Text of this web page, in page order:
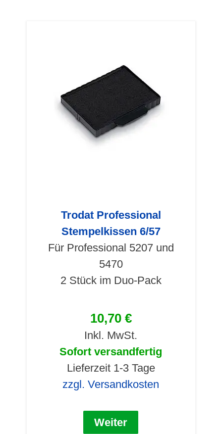
Trodat Professional
Stempelkissen 6/57
Für Professional 5207 und
5470
2 Stück im Duo-Pack
10,70 €
Inkl. MwSt.
Sofort versandfertig
Lieferzeit 1-3 Tage
zzgl. Versandkosten
Weiter